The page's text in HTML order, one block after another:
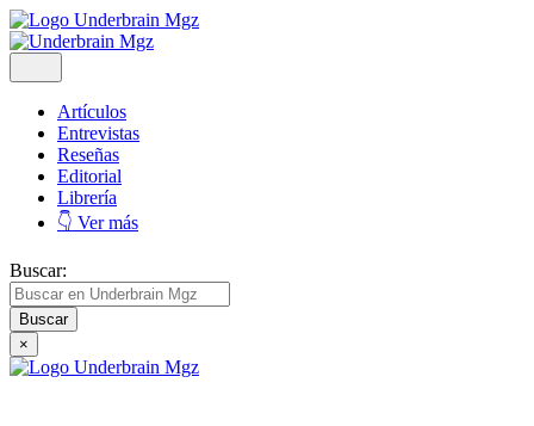
Artículos
Entrevistas
Reseñas
Editorial
Librería
👇 Ver más
Buscar:
×